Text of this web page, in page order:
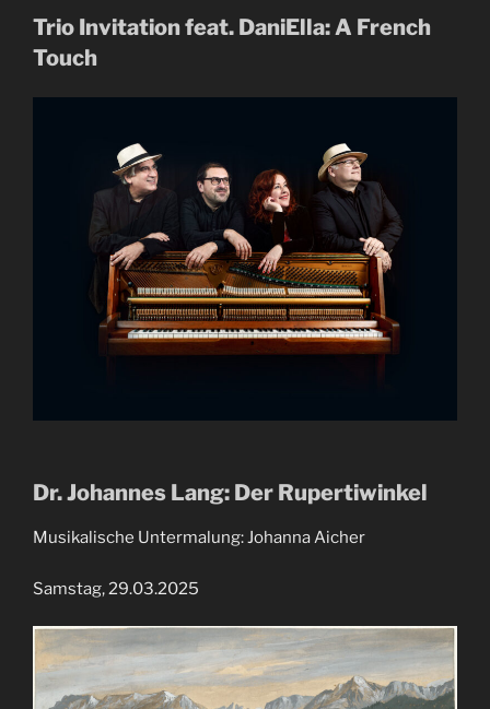
Trio Invitation feat. DaniElla: A French
Touch
Dr. Johannes Lang: Der Rupertiwinkel
Musikalische Untermalung: Johanna Aicher
Samstag, 29.03.2025